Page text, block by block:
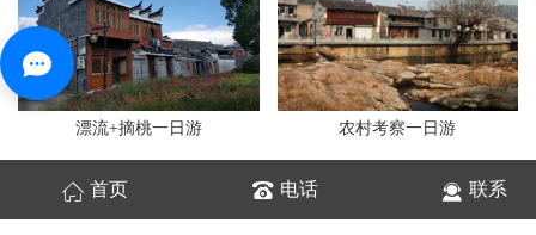
漂流+摘桃一日游 农村考察一日游
首页 电话 联系